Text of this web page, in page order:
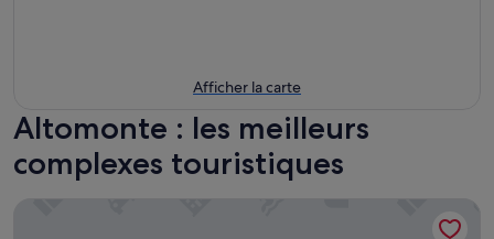
Afficher la carte
Altomonte : les meilleurs
complexes touristiques